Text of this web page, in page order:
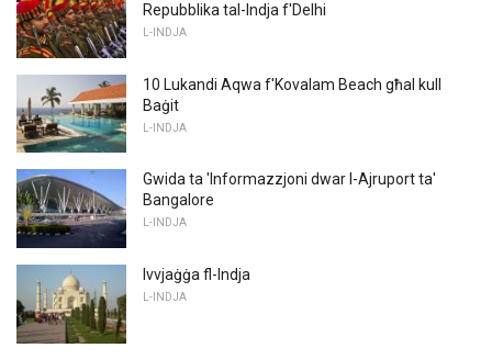
Repubblika tal-Indja f'Delhi
L-INDJA
10 Lukandi Aqwa f'Kovalam Beach għal kull
Baġit
L-INDJA
Gwida ta 'Informazzjoni dwar l-Ajruport ta'
Bangalore
L-INDJA
Ivvjaġġa fl-Indja
L-INDJA